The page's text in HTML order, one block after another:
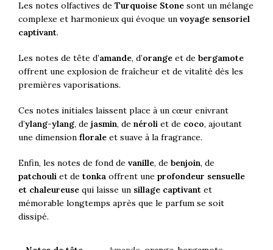
Les notes olfactives de Turquoise Stone sont un mélange
complexe et harmonieux qui évoque un voyage sensoriel
captivant.
Les notes de tête d’amande, d’orange et de bergamote
offrent une explosion de fraîcheur et de vitalité dès les
premières vaporisations.
Ces notes initiales laissent place à un cœur enivrant
d’ylang-ylang, de jasmin, de néroli et de coco, ajoutant
une dimension florale et suave à la fragrance.
Enfin, les notes de fond de vanille, de benjoin, de
patchouli et de tonka offrent une profondeur sensuelle
et chaleureuse qui laisse un sillage captivant et
mémorable longtemps après que le parfum se soit
dissipé.